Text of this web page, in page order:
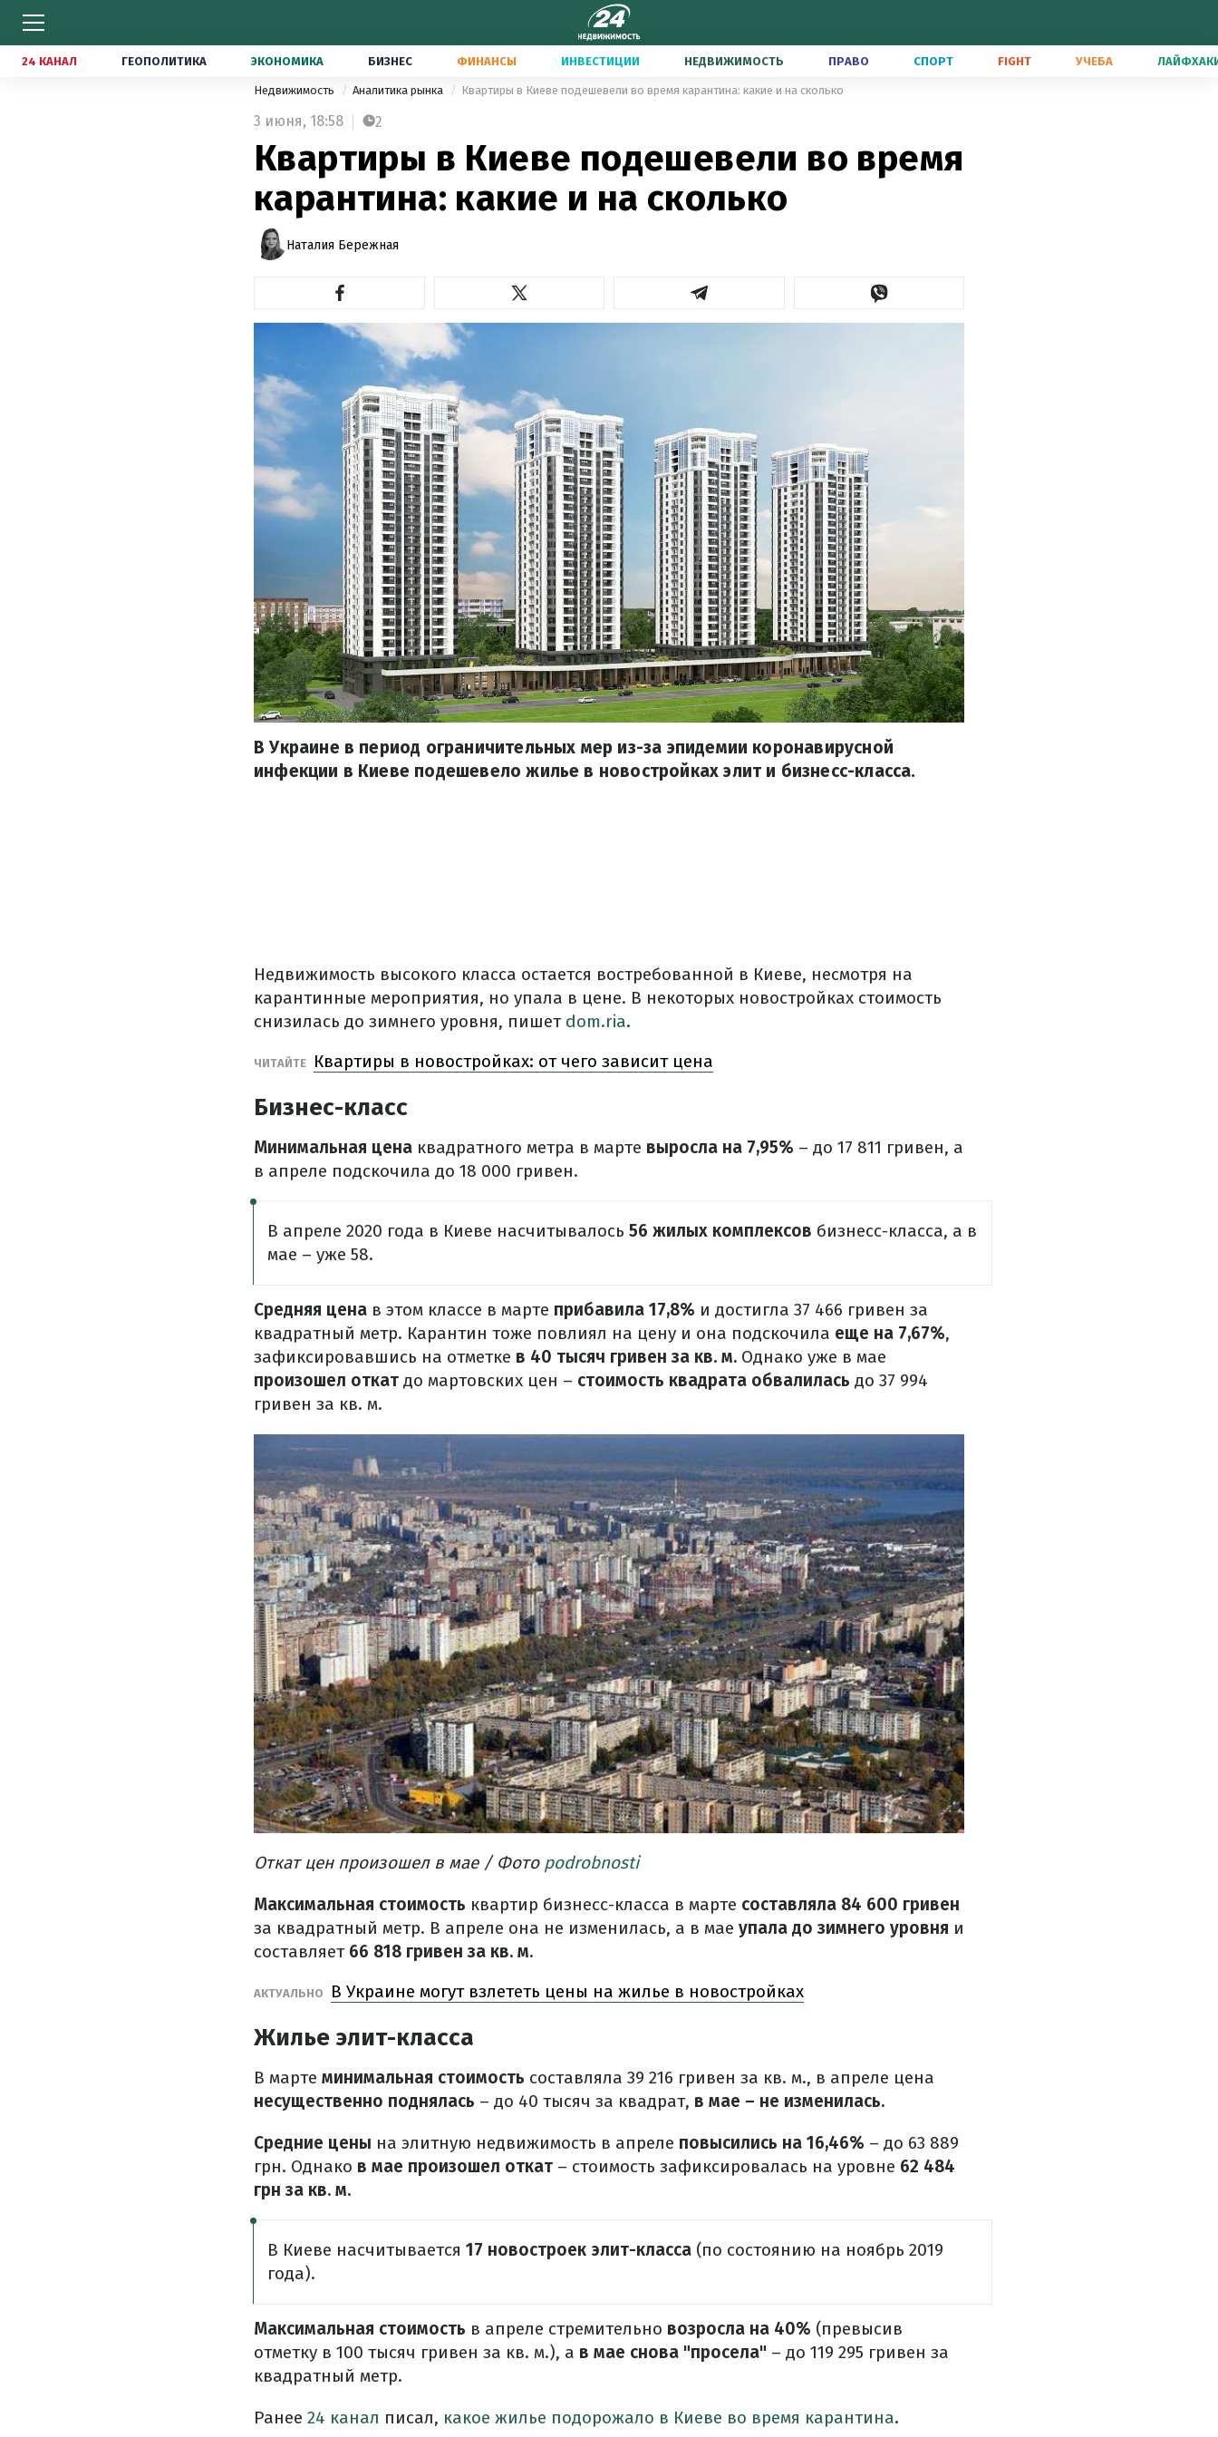
24 КАНАЛ ГЕОПОЛИТИКА ЭКОНОМИКА БИЗНЕС ФИНАНСЫ ИНВЕСТИЦИИ НЕДВИЖИМОСТЬ ПРАВО СПОРТ FIGHT УЧЕБА
Недвижимость Аналитика рынка Квартиры в Киеве подешевели во время карантина: какие и на сколько
3 июня, 18:58 2
Квартиры в Киеве подешевели во время
карантина: какие и на сколько
Наталия Бережная
В Украине в период ограничительных мер из-за эпидемии коронавирусной
инфекции в Киеве подешевело жилье в новостройках элит и бизнесс-класса.
Недвижимость высокого класса остается востребованной в Киеве, несмотря на
карантинные мероприятия, но упала в цене. В некоторых новостройках стоимость
снизилась до зимнего уровня, пишет dom.ria.
ЧИТАЙТЕ Квартиры в новостройках: от чего зависит цена
Бизнес-класс
Минимальная цена квадратного метра в марте выросла на 7,95% – до 17 811 гривен, а
в апреле подскочила до 18 000 гривен.
В апреле 2020 года в Киеве насчитывалось 56 жилых комплексов бизнесс-класса, а в
мае – уже 58.
Средняя цена в этом классе в марте прибавила 17,8% и достигла 37 466 гривен за
квадратный метр. Карантин тоже повлиял на цену и она подскочила еще на 7,67%,
зафиксировавшись на отметке в 40 тысяч гривен за кв. м. Однако уже в мае
произошел откат до мартовских цен – стоимость квадрата обвалилась до 37 994
гривен за кв. м.
Откат цен произошел в мае / Фото podrobnosti
Максимальная стоимость квартир бизнесс-класса в марте составляла 84 600 гривен
за квадратный метр. В апреле она не изменилась, а в мае упала до зимнего уровня и
составляет 66 818 гривен за кв. м.
АКТУАЛЬНО В Украине могут взлететь цены на жилье в новостройках
Жилье элит-класса
В марте минимальная стоимость составляла 39 216 гривен за кв. м., в апреле цена
несущественно поднялась – до 40 тысяч за квадрат, в мае – не изменилась.
Средние цены на элитную недвижимость в апреле повысились на 16,46% – до 63 889
грн. Однако в мае произошел откат – стоимость зафиксировалась на уровне 62 484
грн за кв. м.
В Киеве насчитывается 17 новостроек элит-класса (по состоянию на ноябрь 2019
года).
Максимальная стоимость в апреле стремительно возросла на 40% (превысив
отметку в 100 тысяч гривен за кв. м.), а в мае снова "просела" – до 119 295 гривен за
квадратный метр.
Ранее 24 канал писал, какое жилье подорожало в Киеве во время карантина.